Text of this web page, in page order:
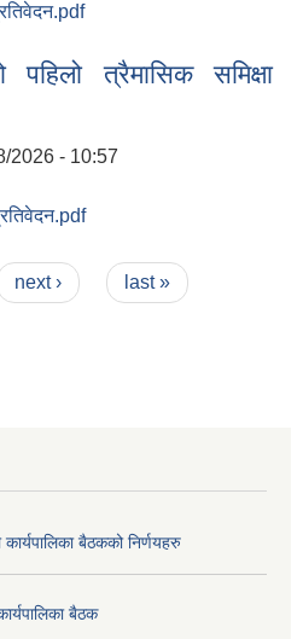
त्रैमासिक समिक्षा
2026 - 10:57
next › last »
बैठकको निर्णयहरु
बैठक